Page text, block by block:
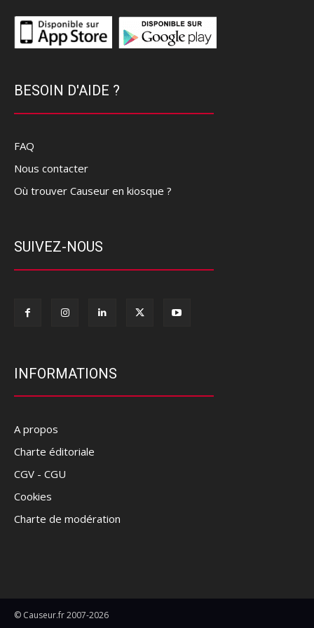
BESOIN D'AIDE ?
FAQ
Nous contacter
Où trouver Causeur en kiosque ?
SUIVEZ-NOUS
INFORMATIONS
A propos
Charte éditoriale
CGV - CGU
Cookies
Charte de modération
© Causeur.fr 2007-2026